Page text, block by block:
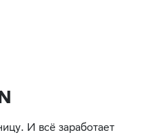
И всё заработает